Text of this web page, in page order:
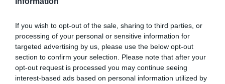
If you wish to opt-out of the sale, sharing to third parties, or
processing of your personal or sensitive information for
targeted advertising by us, please use the below opt-out
section to confirm your selection. Please note that after your
opt-out request is processed you may continue seeing
interest-based ads based on personal information utilized by
Newsletter
Κάθε βδομάδα στο e-mail σας τα τελευταία νέα για
την Τέχνη και τον Πολιτισμό!